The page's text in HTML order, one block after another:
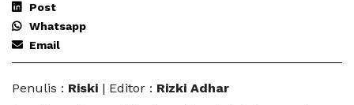
Post
Whatsapp
Email
Penulis : Riski | Editor : Rizki Adhar